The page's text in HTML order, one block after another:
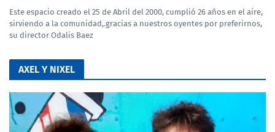
Este espacio creado el 25 de Abril del 2000, cumplió 26 años en el aire,
sirviendo a la comunidad,.gracias a nuestros oyentes por preferirnos,
su director Odalis Baez
AXEL Y NIXEL